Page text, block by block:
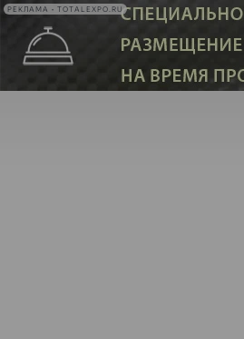
РЕКЛАМА • TOTALEXPO.RU